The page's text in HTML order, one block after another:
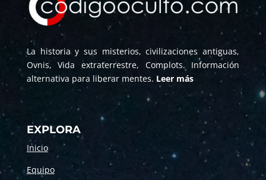
La historia y sus misterios, civilizaciones antiguas,
Ovnis, Vida extraterrestre, Complots. Información
alternativa para liberar mentes. Leer más
EXPLORA
Inicio
Equipo